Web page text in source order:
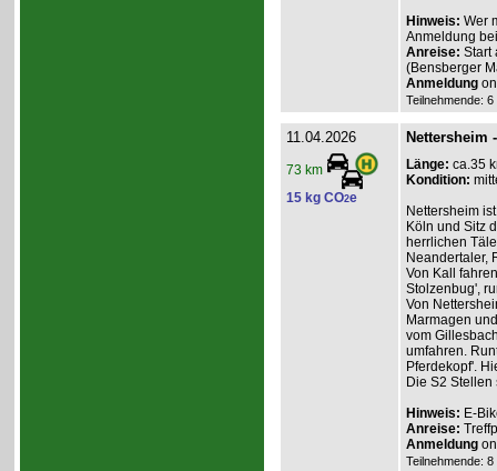
Hinweis: Wer
Anmeldung
Anreise: Start
(Bensberger
Anmeldung
Teilnehmende:
11.04.2026
73 km
15 kg CO2e
Nettersheim
Länge: ca.35
Kondition:
Nettersheim
Köln und Sitz
herrlichen
Neandertaler,
Von Kall
Stolzenbug',
Von
Marmagen
vom
umfahren.
Pferdekopf'.
Die S2
Hinweis: E-
Anreise:
Anmeldung
Teilnehmende: